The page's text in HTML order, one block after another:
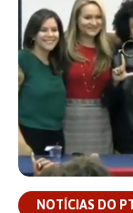
NOTÍCIAS DO